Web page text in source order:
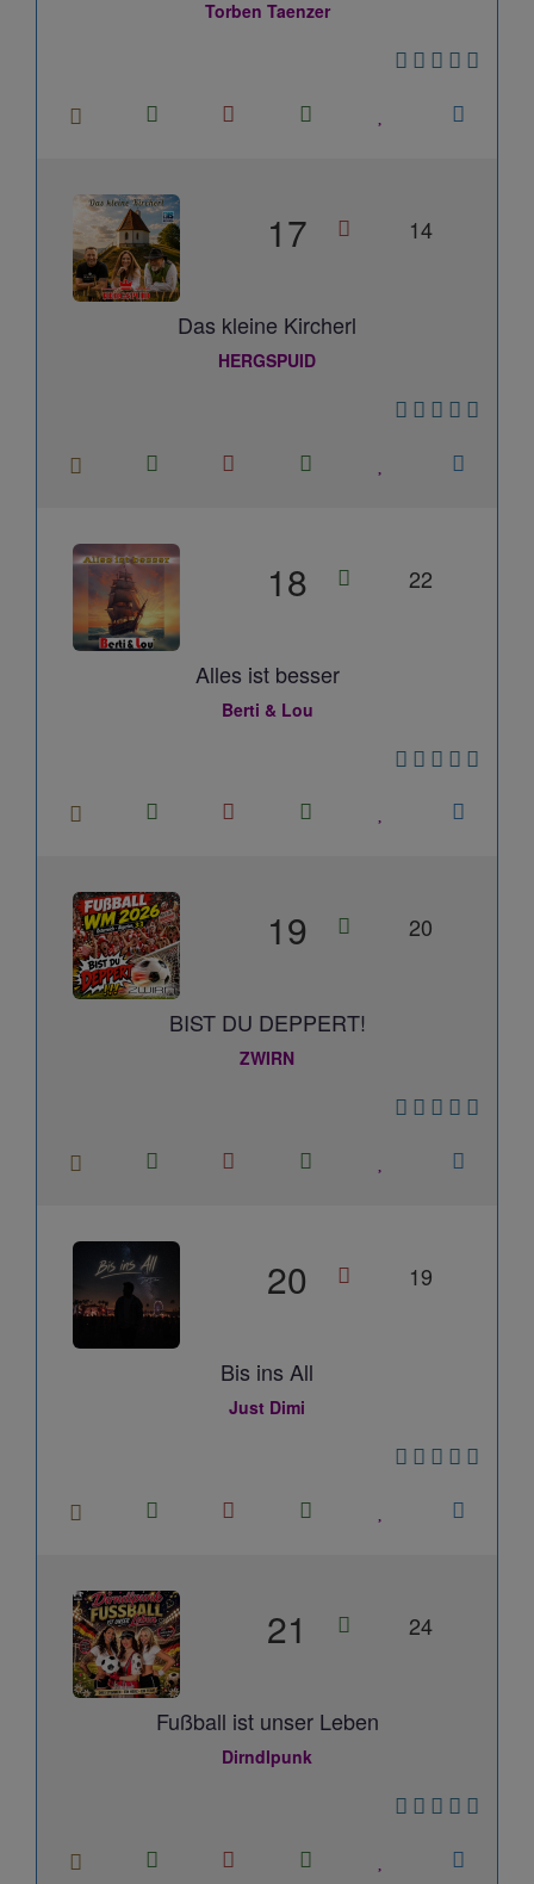
Torben Taenzer
17 14
Das kleine Kircherl
HERGSPUID
18 22
Alles ist besser
Berti & Lou
19 20
BIST DU DEPPERT!
ZWIRN
20 19
Bis ins All
Just Dimi
21 24
Fußball ist unser Leben
Dirndlpunk